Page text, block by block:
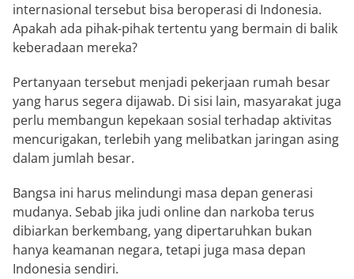
internasional tersebut bisa beroperasi di Indonesia.
Apakah ada pihak-pihak tertentu yang bermain di balik
keberadaan mereka?
Pertanyaan tersebut menjadi pekerjaan rumah besar
yang harus segera dijawab. Di sisi lain, masyarakat juga
perlu membangun kepekaan sosial terhadap aktivitas
mencurigakan, terlebih yang melibatkan jaringan asing
dalam jumlah besar.
Bangsa ini harus melindungi masa depan generasi
mudanya. Sebab jika judi online dan narkoba terus
dibiarkan berkembang, yang dipertaruhkan bukan
hanya keamanan negara, tetapi juga masa depan
Indonesia sendiri.